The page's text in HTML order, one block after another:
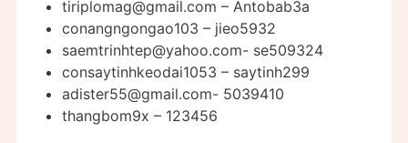
tiriplomag@gmail.com – Antobab3a
conangngongao103 – jieo5932
saemtrinhtep@yahoo.com- se509324
consaytinhkeodai1053 – saytinh299
adister55@gmail.com- 5039410
thangbom9x – 123456